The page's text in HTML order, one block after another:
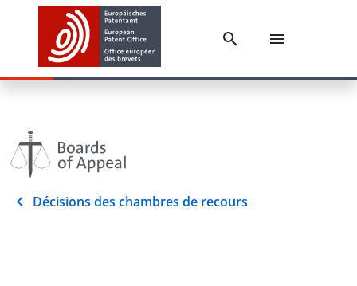
Décisions des chambres de recours